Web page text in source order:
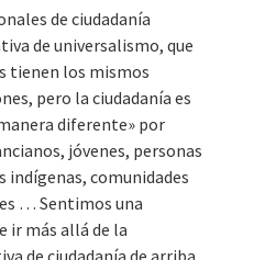
de ciudadanía
de universalismo, que
tienen los mismos
pero la ciudadanía es
diferente» por
jóvenes, personas
indígenas, comunidades
… Sentimos una
ir más allá de la
de ciudadanía de arriba